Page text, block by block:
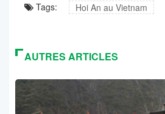
Tags:
Hoi An au Vietnam
AUTRES ARTICLES